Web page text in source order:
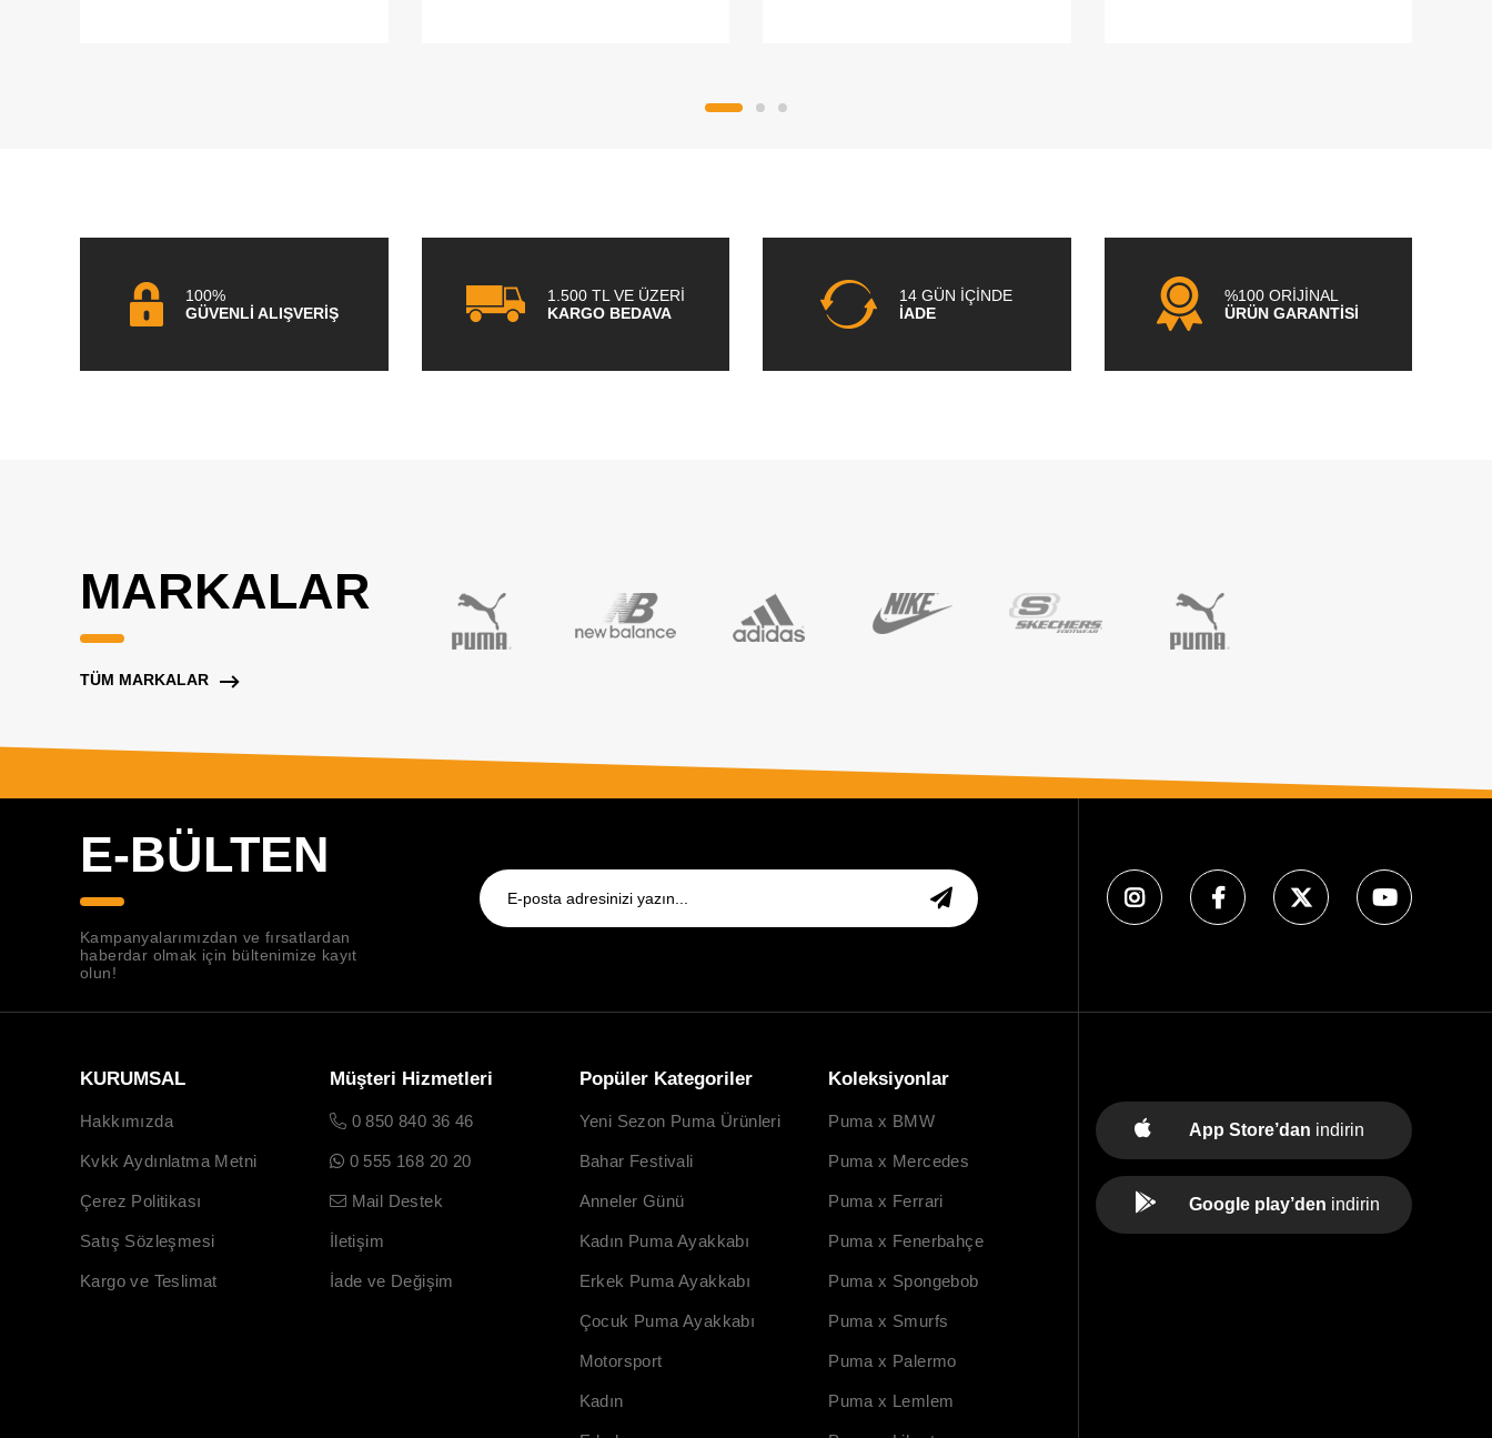
100%
GÜVENLİ ALIŞVERİŞ
1.500 TL VE ÜZERİ
KARGO BEDAVA
14 GÜN İÇİNDE
İADE
%100 ORİJİNAL
ÜRÜN GARANTİSİ
MARKALAR
TÜM MARKALAR
E-BÜLTEN
Kampanyalarımızdan ve fırsatlardan
haberdar olmak için bültenimize kayıt
olun!
KURUMSAL
Hakkımızda
Kvkk Aydınlatma Metni
Çerez Politikası
Satış Sözleşmesi
Kargo ve Teslimat
Müşteri Hizmetleri
0 850 840 36 46
0 555 168 20 20
Mail Destek
İletişim
İade ve Değişim
Popüler Kategoriler
Yeni Sezon Puma Ürünleri
Bahar Festivali
Anneler Günü
Kadın Puma Ayakkabı
Erkek Puma Ayakkabı
Çocuk Puma Ayakkabı
Motorsport
Kadın
Koleksiyonlar
Puma x BMW
Puma x Mercedes
Puma x Ferrari
Puma x Fenerbahçe
Puma x Spongebob
Puma x Smurfs
Puma x Palermo
Puma x Lemlem
App Store’dan indirin
Google play’den indirin